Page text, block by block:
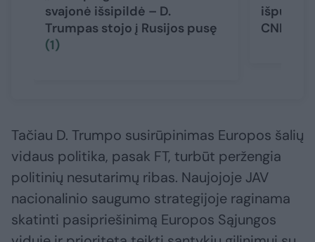
svajonė išsipildė – D.
Trumpas stojo į Rusijos pusę
(1)
CNN
Tačiau D. Trumpo susirūpinimas Europos šalių
vidaus politika, pasak FT, turbūt peržengia
politinių nesutarimų ribas. Naujojoje JAV
nacionalinio saugumo strategijoje raginama
skatinti pasipriešinimą Europos Sąjungos